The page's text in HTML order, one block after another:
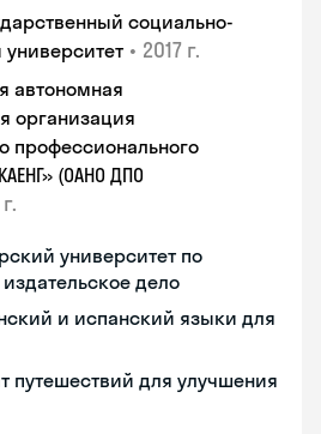
социально-
университет • 2017 г.
автономная
организация
профессионального
(ОАНО ДПО
университет по
дело
и испанский языки для
путешествий для улучшения